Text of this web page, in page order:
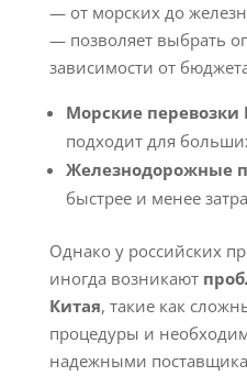
— от морских до
— позволяет выбрать
зависимости от
Морские перевозки
подходит для
Железнодорожные
быстрее и менее
Однако у российских
иногда возникают
Китая, такие как
процедуры и
надежными